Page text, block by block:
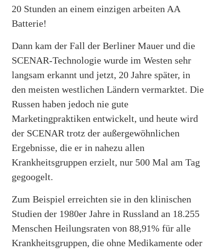
20 Stunden an einem einzigen arbeiten AA
Batterie!
Dann kam der Fall der Berliner Mauer und die
SCENAR-Technologie wurde im Westen sehr
langsam erkannt und jetzt, 20 Jahre später, in
den meisten westlichen Ländern vermarktet. Die
Russen haben jedoch nie gute
Marketingpraktiken entwickelt, und heute wird
der SCENAR trotz der außergewöhnlichen
Ergebnisse, die er in nahezu allen
Krankheitsgruppen erzielt, nur 500 Mal am Tag
gegoogelt.
Zum Beispiel erreichten sie in den klinischen
Studien der 1980er Jahre in Russland an 18.255
Menschen Heilungsraten von 88,91% für alle
Krankheitsgruppen, die ohne Medikamente oder